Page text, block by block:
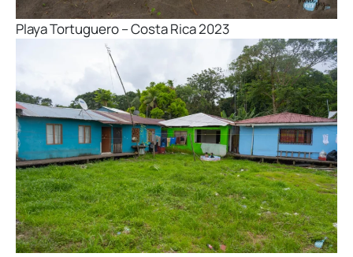
Playa Tortuguero – Costa Rica 2023